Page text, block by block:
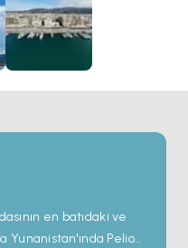
ve ulaşım
en batıdaki ve
Yunanistan'ında Pelion